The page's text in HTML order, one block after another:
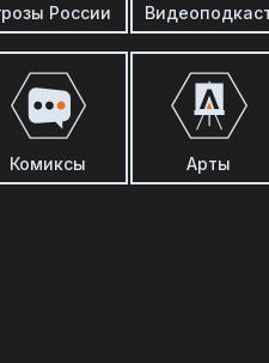
России
Комиксы Арты